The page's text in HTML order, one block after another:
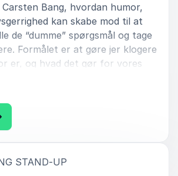
Bang, hvordan humor,
kan skabe mod til at
de “dumme” spørgsmål og tage
Formålet er at gøre jer klogere
er, og hvad det gør for vores
handler om vigtigheden i at “la
i mere end tre årtiers erfaring fra
og erhvervsliv giver han
humor kan bruges til at
Bang Hører humor til hér?
STAND-UP